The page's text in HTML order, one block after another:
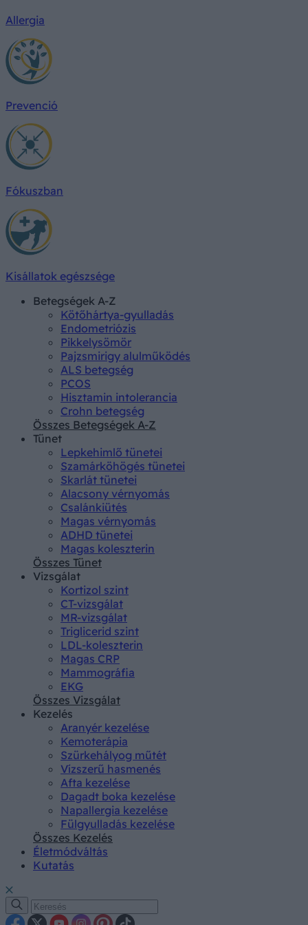
Allergia
Prevenció
Fókuszban
Kisállatok egészsége
Betegségek A-Z
Kötőhártya-gyulladás
Endometriózis
Pikkelysömör
Pajzsmirigy alulműködés
ALS betegség
PCOS
Hisztamin intolerancia
Crohn betegség
Összes Betegségek A-Z
Tünet
Lepkehimlő tünetei
Szamárköhögés tünetei
Skarlát tünetei
Alacsony vérnyomás
Csalánkiütés
Magas vérnyomás
ADHD tünetei
Magas koleszterin
Összes Tünet
Vizsgálat
Kortizol szint
CT-vizsgálat
MR-vizsgálat
Triglicerid szint
LDL-koleszterin
Magas CRP
Mammográfia
EKG
Összes Vizsgálat
Kezelés
Aranyér kezelése
Kemoterápia
Szürkehályog műtét
Vízszerű hasmenés
Afta kezelése
Dagadt boka kezelése
Napallergia kezelése
Fülgyulladás kezelése
Összes Kezelés
Életmódváltás
Kutatás